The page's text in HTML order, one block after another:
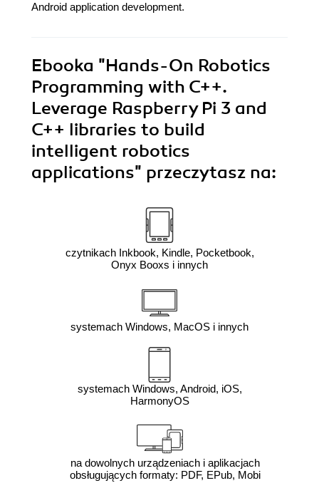
Android application development.
Ebooka "Hands-On Robotics
Programming with C++.
Leverage Raspberry Pi 3 and
C++ libraries to build
intelligent robotics
applications" przeczytasz na:
czytnikach Inkbook, Kindle, Pocketbook,
Onyx Booxs i innych
systemach Windows, MacOS i innych
systemach Windows, Android, iOS,
HarmonyOS
na dowolnych urządzeniach i aplikacjach
obsługujących formaty: PDF, EPub, Mobi